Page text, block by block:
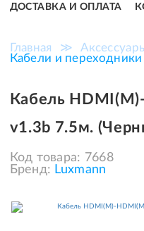
ДОСТАВКА И ОПЛАТА
Главная ≫
Кабели и переходники
Кабель
v1.3b 7.5м.
Код товара: 7668
Бренд: Luxmann